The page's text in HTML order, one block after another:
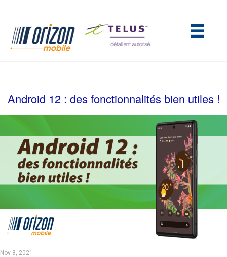
(opens in new tab)
Android 12 : des fonctionnalités bien utiles !
Nov 8, 2021